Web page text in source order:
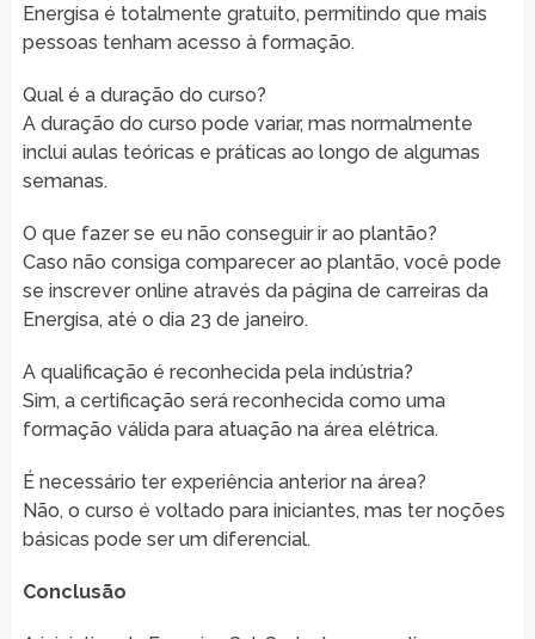
Energisa é totalmente gratuito, permitindo que mais
pessoas tenham acesso à formação.
Qual é a duração do curso?
A duração do curso pode variar, mas normalmente
inclui aulas teóricas e práticas ao longo de algumas
semanas.
O que fazer se eu não conseguir ir ao plantão?
Caso não consiga comparecer ao plantão, você pode
se inscrever online através da página de carreiras da
Energisa, até o dia 23 de janeiro.
A qualificação é reconhecida pela indústria?
Sim, a certificação será reconhecida como uma
formação válida para atuação na área elétrica.
É necessário ter experiência anterior na área?
Não, o curso é voltado para iniciantes, mas ter noções
básicas pode ser um diferencial.
Conclusão